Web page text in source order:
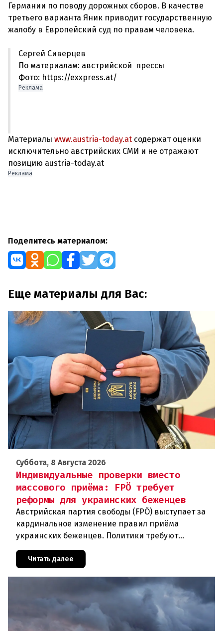
Германии по поводу дорожных сборов. В качестве
третьего варианта Яник приводит государственную
Сергей Сиверцев
По материалам: австрийской прессы
Фото: https://exxpress.at/
Реклама
Материалы www.austria-today.at содержат оценки
исключительно австрийских СМИ и не отражают
позицию austria-today.at
Реклама
Поделитесь материалом:
Еще материалы для Вас:
Суббота, 8 Августа 2026
Индивидуальные проверки вместо
массового приёма: FPÖ требует
реформы для украинских беженцев
Австрийская партия свободы (FPÖ) выступает за
кардинальное изменение правил приёма
украинских беженцев. Политики требуют
отменить автоматическое предоставление
убежища и ввести индивидуальные проверки
Читать далее